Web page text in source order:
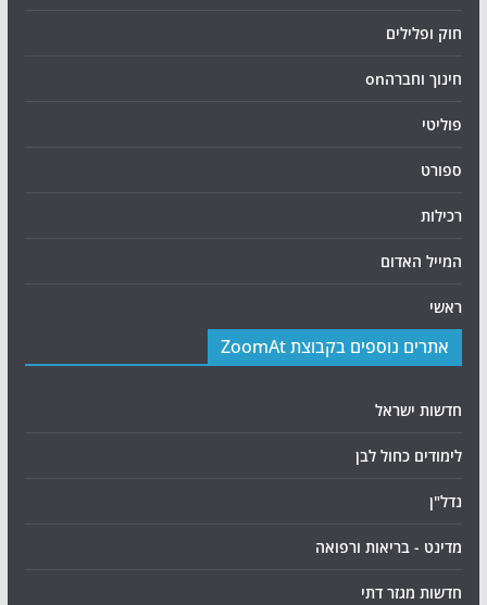
חוק ופלילים
חינוך וחברהon
פוליטי
ספורט
רכילות
המייל האדום
ראשי
אתרים נוספים בקבוצת ZoomAt
חדשות ישראל
לימודים כחול לבן
נדל"ן
מדינט - בריאות ורפואה
חדשות מגזר דתי